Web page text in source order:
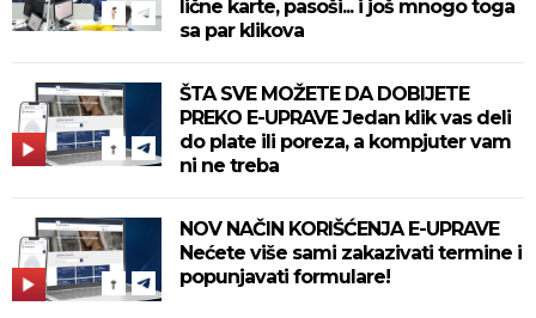
lične karte, pasoši... i još mnogo toga
sa par klikova
ŠTA SVE MOŽETE DA DOBIJETE
PREKO E-UPRAVE Jedan klik vas deli
do plate ili poreza, a kompjuter vam
ni ne treba
NOV NAČIN KORIŠĆENJA E-UPRAVE
Nećete više sami zakazivati termine i
popunjavati formulare!